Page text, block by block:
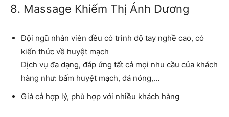
8. Massage Khiếm Thị Ánh Dương
Đội ngũ nhân viên đều có trình độ tay nghề cao, có
kiến thức về huyệt mạch
Dịch vụ đa dạng, đáp ứng tất cả mọi nhu cầu của khách
hàng như: bấm huyệt mạch, đá nóng,…
Giá cả hợp lý, phù hợp với nhiều khách hàng